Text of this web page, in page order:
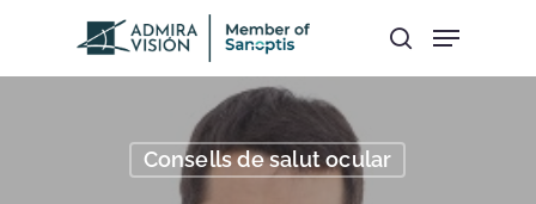
Hit enter to search or ESC to close
Consells de salut ocular